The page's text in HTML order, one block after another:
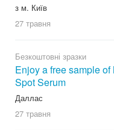
з м. Київ
27 травня
Безкоштовні зразки
Enjoy a free sample
Spot Serum
Даллас
27 травня